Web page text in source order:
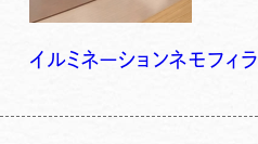
イルミネーションネモフィラ